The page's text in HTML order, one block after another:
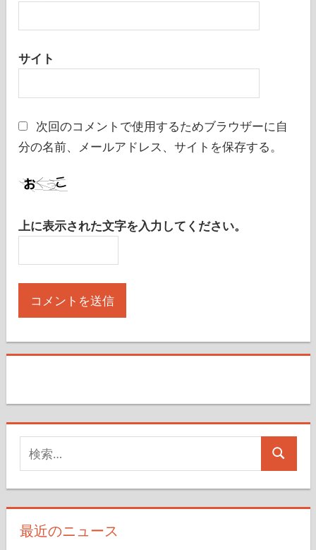
サイト
次回のコメントで使用するためブラウザーに自
分の名前、メールアドレス、サイトを保存する。
上に表示された文字を入力してください。
索
対
象:
検
最近のニュース